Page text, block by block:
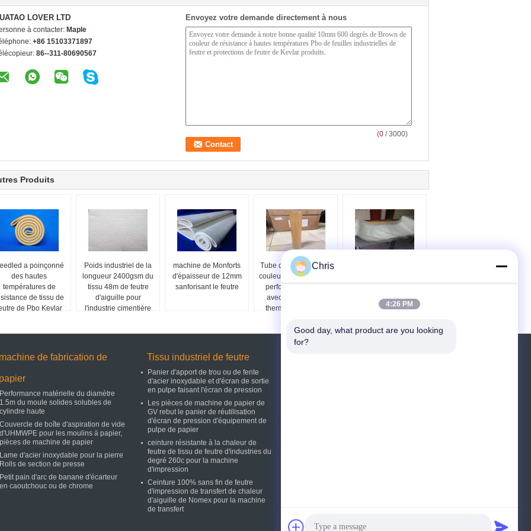
LOVER LTD
à contacter: Maple
+86 15103371897
86--311-80690567
Envoyez votre demande directement à nous
(0 / 3000)
Produits
a poinçonné
des hautes
températures de
de tissu de
de Pbo Kevlar
Poids industriel de la
longueur 2400gsm du
tissu 48m de feutre
d'aiguille pour
l'industrie cimentière
machine de Monforts
d'épaisseur de 12mm
sanforisant le feutre
Tube de rouleau de la
couleur PBO de Brown
perforé par aiguille
avec la résistance
thermique pour les
aluminium
d'épaisseur de la
ceinture 5mm
machine de fabrication de
papier
Performance matérielle du diamètre
1.5m du moule solides solubles de
cylindre haute
Couvercle de boîte d'aspiration de vide
d'UHMWPE pour les moulins à papier,
pièces de machine de papier
Lame d'acier inoxydable pour la pierre
Rolls de section de presse
Petit pain d'arc de banane d'écarteur
en caoutchouc ou de chrome
Tissu industriel de feutre
Panier d'apport de trou ou de fente
d'acier inoxydable et d'écran de sortie
en pulpe faisant l'écran de pression
Les pièces de machine de papier de
GV rebut le panier de réutilisation
d'écran de pression d'équipement de
pulpe de papier
ceinture résistante à la chaleur de
feutre de tissu de feutre d'industries du
degré 260c pour la machine
d'impression
Ceinture 100% sans fin de feutre
d'impression de transfert de chaleur
d'aiguille de Nomex pour la machine
de transfert
Chris
4:26 PM
Good day, what product are you looking
for?